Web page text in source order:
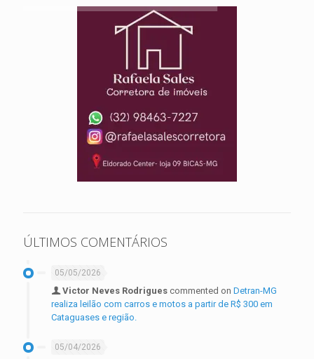
ÚLTIMOS COMENTÁRIOS
05/05/2026
Victor Neves Rodrigues commented on Detran-MG
realiza leilão com carros e motos a partir de R$ 300 em
Cataguases e região.
05/04/2026